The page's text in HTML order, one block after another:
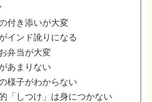
付き添いが大変
インド訛りになる
弁当が大変
あまりない
様子がわからない
「しつけ」は身につかない